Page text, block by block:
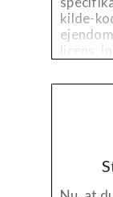
kilde-
licens,